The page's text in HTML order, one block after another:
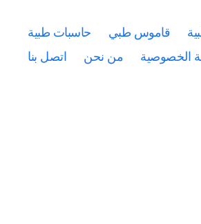
قاموس طبي
حاسبات طبية
الخصوصية
من نحن اتصل بنا